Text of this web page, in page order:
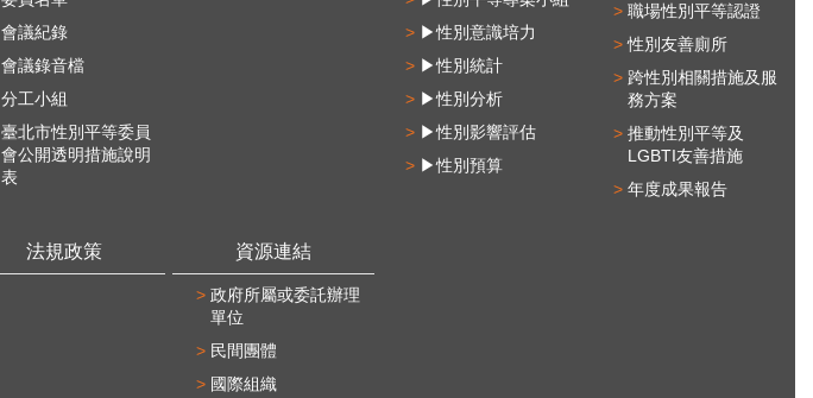
會議紀錄
會議錄音檔
分工小組
臺北市性別平等委員
會公開透明措施說明
表
▶性別意識培力
▶性別統計
▶性別分析
▶性別影響評估
▶性別預算
職場性別平等認證
性別友善廁所
跨性別相關措施及服
務方案
推動性別平等及
LGBTI友善措施
年度成果報告
法規政策 資源連結
政府所屬或委託辦理
單位
民間團體
國際組織